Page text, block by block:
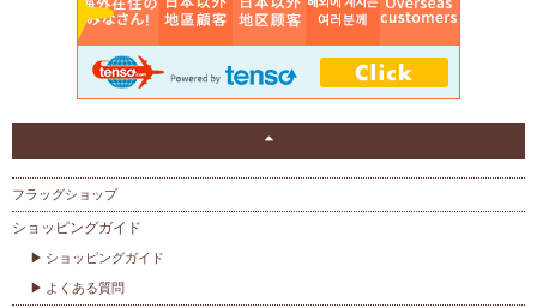
フラッグショップ
ショッピングガイド
ショッピングガイド
よくある質問